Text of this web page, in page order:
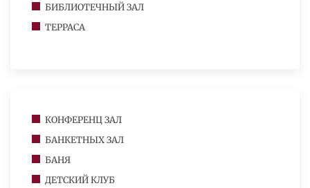
БИБЛИОТЕЧНЫЙ ЗАЛ
ТЕРРАСА
КОНФЕРЕНЦ ЗАЛ
БАНКЕТНЫХ ЗАЛ
БАНЯ
ДЕТСКИЙ КЛУБ